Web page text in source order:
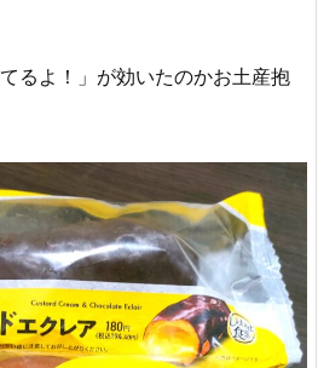
るよ！」が効いたのかお土産抱